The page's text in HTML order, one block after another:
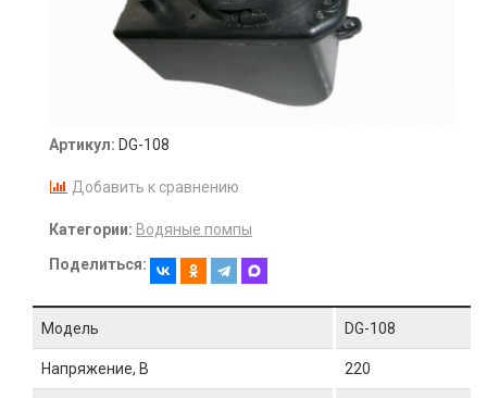
Артикул: DG-108
Добавить к сравнению
Категории: Водяные помпы
Поделиться:
Модель DG-108
Напряжение, В 220